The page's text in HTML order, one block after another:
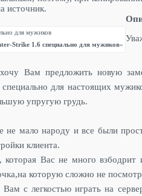
источник.
Strike​ 1.6 специально для мужиков»
Вам предложить новую
для настоящих
упругую грудь.
не мало народу и все были
клиента.
которая Вас не много взбодрит
которую сложно не
с легкостью играть на